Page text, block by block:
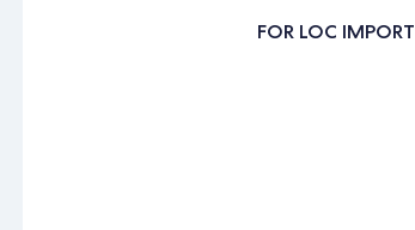
FOR LOC IMPORT